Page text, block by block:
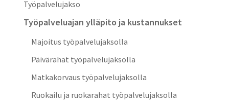
Työpalvelujakso
Työpalveluajan ylläpito ja kustannukset
Majoitus työpalvelujaksolla
Päivärahat työpalvelujaksolla
Matkakorvaus työpalvelujaksolla
Ruokailu ja ruokarahat työpalvelujaksolla